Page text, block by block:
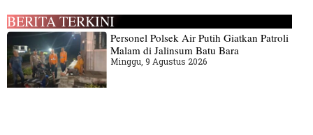
BERITA TERKINI
Personel Polsek Air Putih Giatkan Patroli
Malam di Jalinsum Batu Bara
Minggu, 9 Agustus 2026